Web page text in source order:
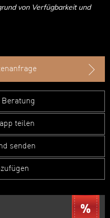
von Verfügbarkeit und
Beratung
teilen
senden